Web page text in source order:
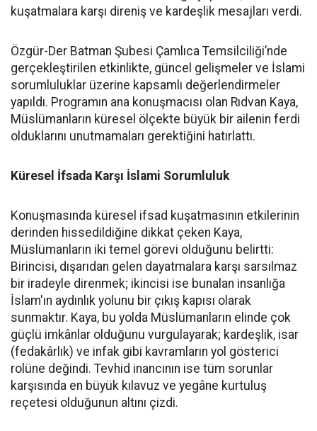
kuşatmalara karşı direniş ve kardeşlik mesajları verdi.
Özgür-Der Batman Şubesi Çamlıca Temsilciliği’nde
gerçekleştirilen etkinlikte, güncel gelişmeler ve İslami
sorumluluklar üzerine kapsamlı değerlendirmeler
yapıldı. Programın ana konuşmacısı olan Rıdvan Kaya,
Müslümanların küresel ölçekte büyük bir ailenin ferdi
olduklarını unutmamaları gerektiğini hatırlattı.
Küresel İfsada Karşı İslami Sorumluluk
Konuşmasında küresel ifsad kuşatmasının etkilerinin
derinden hissedildiğine dikkat çeken Kaya,
Müslümanların iki temel görevi olduğunu belirtti:
Birincisi, dışarıdan gelen dayatmalara karşı sarsılmaz
bir iradeyle direnmek; ikincisi ise bunalan insanlığa
İslam'ın aydınlık yolunu bir çıkış kapısı olarak
sunmaktır. Kaya, bu yolda Müslümanların elinde çok
güçlü imkânlar olduğunu vurgulayarak; kardeşlik, isar
(fedakârlık) ve infak gibi kavramların yol gösterici
rolüne değindi. Tevhid inancının ise tüm sorunlar
karşısında en büyük kılavuz ve yegâne kurtuluş
reçetesi olduğunun altını çizdi.